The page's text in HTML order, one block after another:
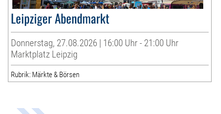
Leipziger Abendmarkt
Donnerstag, 27.08.2026 | 16:00 Uhr - 21:00 Uhr
Marktplatz Leipzig
Rubrik: Märkte & Börsen